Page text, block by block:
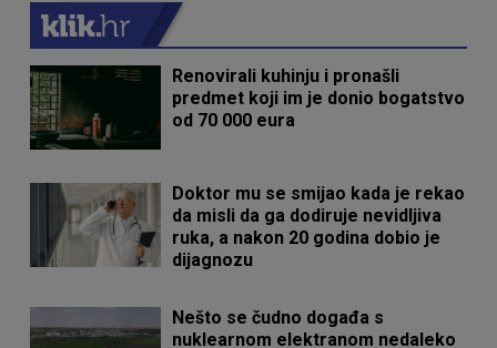
Renovirali kuhinju i pronašli
predmet koji im je donio bogatstvo
od 70 000 eura
Doktor mu se smijao kada je rekao
da misli da ga dodiruje nevidljiva
ruka, a nakon 20 godina dobio je
dijagnozu
Nešto se čudno događa s
nuklearnom elektranom nedaleko